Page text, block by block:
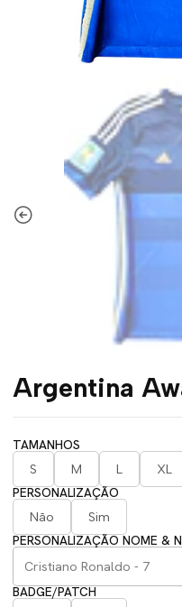
Argentina
TAMANHOS
S
M L XL
PERSONALIZAÇÃO
Não
Sim
PERSONALIZAÇÃO NOME &
BADGE/PATCH